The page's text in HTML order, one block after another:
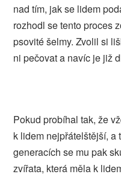
nad tím, jak se lidem
rozhodl se tento proces
psovité šelmy. Zvolil si
ni pečovat a navíc je již
Pokud probíhal tak, že
k lidem nejpřátelštější,
generacích se mu pak
zvířata, která měla k